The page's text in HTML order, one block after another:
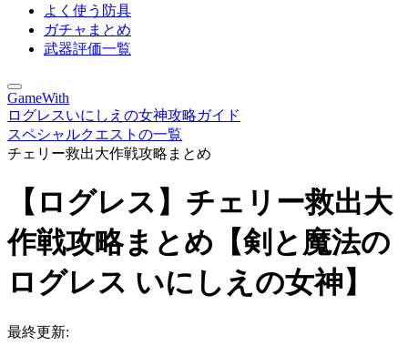
よく使う防具
ガチャまとめ
武器評価一覧
GameWith
ログレスいにしえの女神攻略ガイド
スペシャルクエストの一覧
チェリー救出大作戦攻略まとめ
【ログレス】チェリー救出大
作戦攻略まとめ【剣と魔法の
ログレス いにしえの女神】
最終更新: